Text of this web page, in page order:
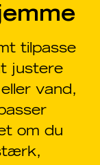
tilpasse
justere
vand,
om du